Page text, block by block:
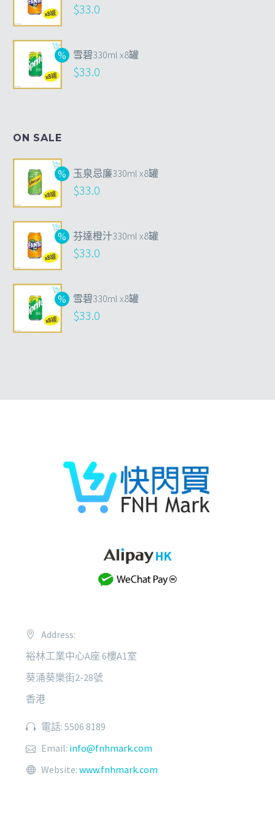
$33.0
雪碧330ml x8罐
$33.0
ON SALE
玉泉忌廉330ml x8罐
$33.0
芬達橙汁330ml x8罐
$33.0
雪碧330ml x8罐
$33.0
Address:
裕林工業中心A座 6樓A1室
葵涌葵樂街2-28號
香港
電話: 5506 8189
Email: info@fnhmark.com
Website: www.fnhmark.com